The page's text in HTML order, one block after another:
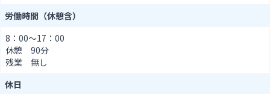
労働時間（休憩含）
8：00～17：00
休憩 90分
残業 無し
休日